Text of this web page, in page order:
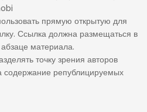
прямую открытую для
Ссылка должна размещаться в
материала.
точку зрения авторов
содержание републицируемых